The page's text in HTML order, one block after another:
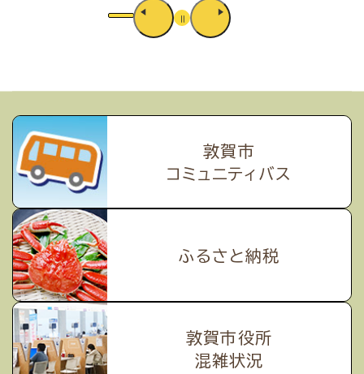
敦賀市
コミュニティバス
ふるさと納税
敦賀市役所
混雑状況